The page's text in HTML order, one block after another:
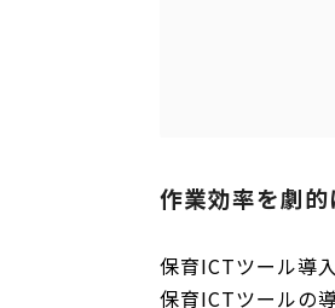
作業効率を劇
保育ICTツール導
保育ICTツールの